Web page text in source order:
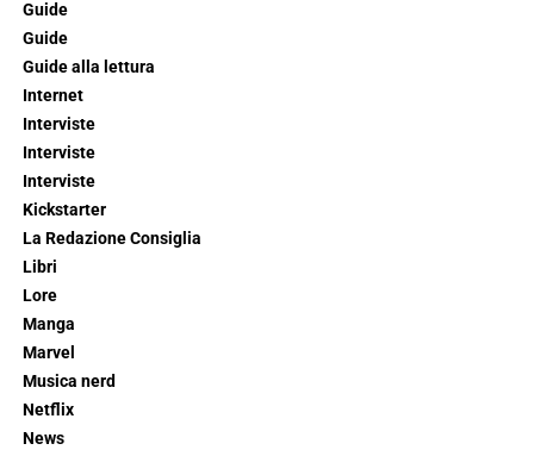
Guide
Guide
Guide alla lettura
Internet
Interviste
Interviste
Interviste
Kickstarter
La Redazione Consiglia
Libri
Lore
Manga
Marvel
Musica nerd
Netflix
News